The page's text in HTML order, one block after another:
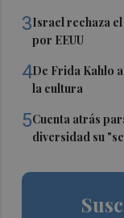
3Israel rechaza
por EEUU
4De Frida Kahlo
la cultura
5Cuenta atrás
diversidad su